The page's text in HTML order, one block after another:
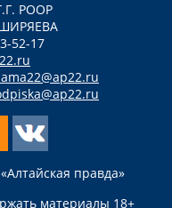
РООР
ШИРЯЕВА
52-17
правда»
материалы 18+